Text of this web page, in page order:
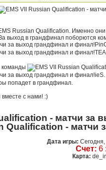
Russian Qualification. Именно
выход в грандфинал поборются
команды
попадет в грандфинал.
с нами! :)
Дата игры:
Счет: 6
Карта: